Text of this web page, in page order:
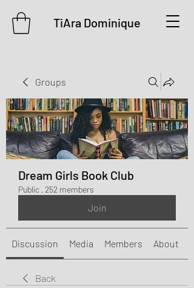
TiAra Dominique
Groups
Dream Girls Book Club
Public · 252 members
Join
Discussion Media Members About
Back